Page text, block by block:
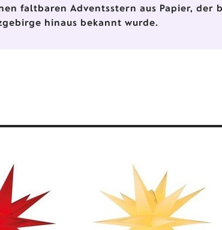
faltbaren Adventsstern aus Papier, der
hinaus bekannt wurde.